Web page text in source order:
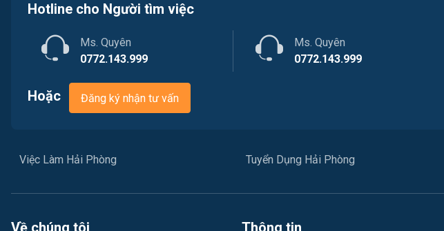
Hotline cho Người tìm việc
Ms. Quyên
0772.143.999
Ms. Quyên
0772.143.999
Hoặc Đăng ký nhận tư vấn
Việc Làm Hải Phòng Tuyển Dụng Hải Phòng
Về chúng tôi Thông tin